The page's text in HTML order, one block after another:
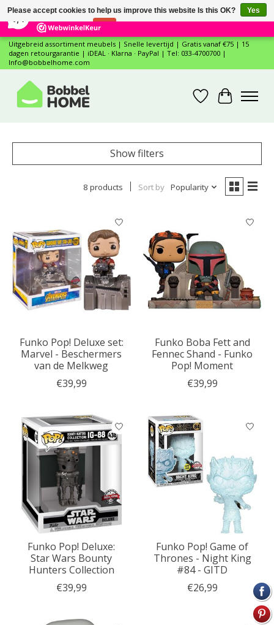
12 Reviews ×
Uitgebreid assortiment meubels | Snelle levertijd | Gratis vanaf €75 | 15
dagen retourgarantie | iDEAL · Klarna · PayPal | Tel: 033-4700700 |
Info@bobbelhome.com
WishlistCart
Show filters
8 products Sort by Popularity
Funko Pop! Deluxe set:
Marvel - Beschermers
van de Melkweg
€39,99
Funko Boba Fett and
Fennec Shand - Funko
Pop! Moment
€39,99
Funko Pop! Deluxe:
Star Wars Bounty
Hunters Collection
€39,99
Funko Pop! Game of
Thrones - Night King
#84 - GITD
€26,99
Please accept cookies to help us improve this website Is this OK?
Yes
No